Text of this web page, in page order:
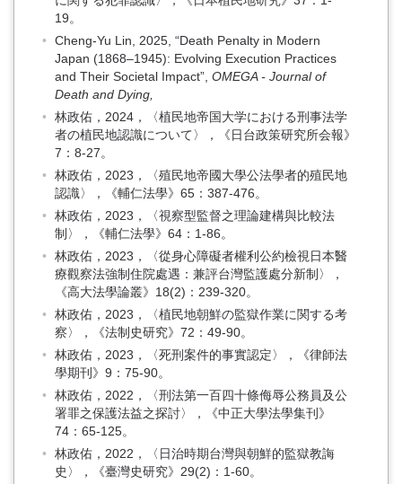
19。
Cheng-Yu Lin, 2025, “Death Penalty in Modern
Japan (1868–1945): Evolving Execution Practices
and Their Societal Impact”, OMEGA - Journal of
Death and Dying,
林政佑，2024，〈植民地帝国大学における刑事法学
者の植民地認識について〉，《日台政策研究所会報》
7：8-27。
林政佑，2023，〈殖民地帝國大學公法學者的殖民地
認識〉，《輔仁法學》65：387-476。
林政佑，2023，〈視察型監督之理論建構與比較法
制〉，《輔仁法學》64：1-86。
林政佑，2023，〈從身心障礙者權利公約檢視日本醫
療觀察法強制住院處遇：兼評台灣監護處分新制〉，
《高大法學論叢》18(2)：239-320。
林政佑，2023，〈植民地朝鮮の監獄作業に関する考
察〉，《法制史研究》72：49-90。
林政佑，2023，〈死刑案件的事實認定〉，《律師法
學期刊》9：75-90。
林政佑，2022，〈刑法第一百四十條侮辱公務員及公
署罪之保護法益之探討〉，《中正大學法學集刊》
74：65-125。
林政佑，2022，〈日治時期台灣與朝鮮的監獄教誨
史〉，《臺灣史研究》29(2)：1-60。